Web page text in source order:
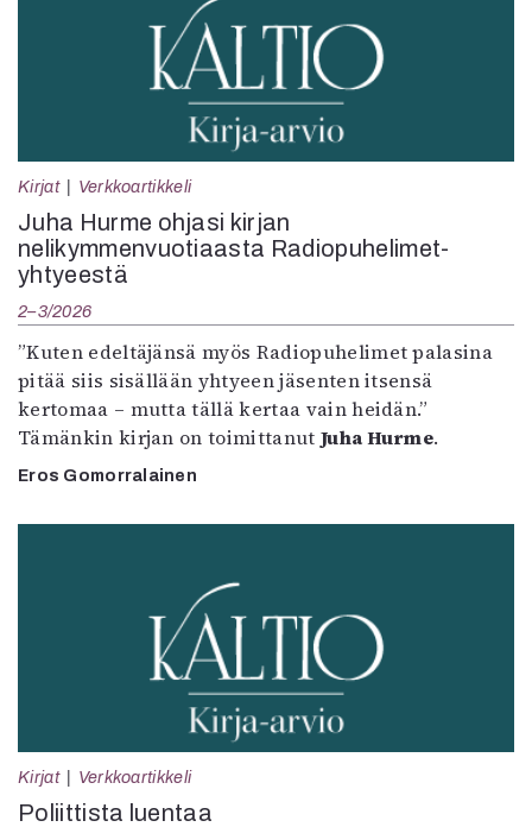
Kirjat Verkkoartikkeli
Juha Hurme ohjasi kirjan
nelikymmenvuotiaasta Radiopuhelimet-
yhtyeestä
2–3/2026
”Kuten edeltäjänsä myös Radiopuhelimet palasina
pitää siis sisällään yhtyeen jäsenten itsensä
kertomaa – mutta tällä kertaa vain heidän.”
Tämänkin kirjan on toimittanut Juha Hurme.
Eros Gomorralainen
Kirjat Verkkoartikkeli
Poliittista luentaa